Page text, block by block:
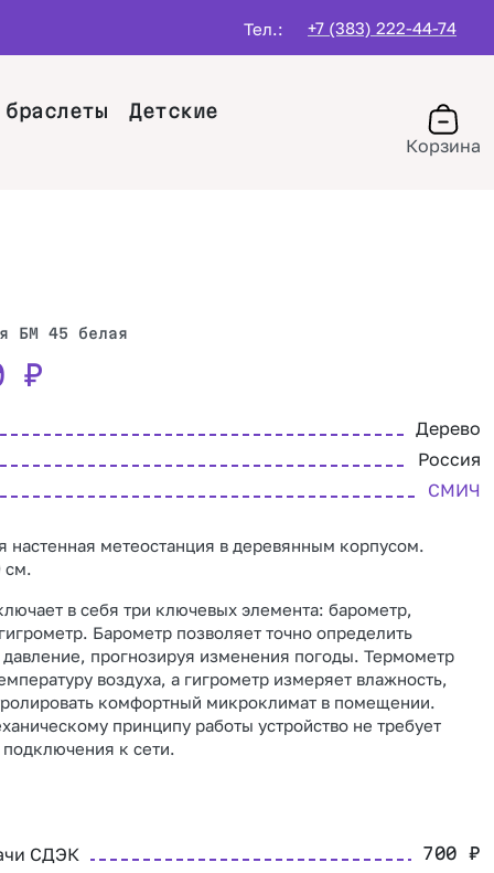
Тел.: +7 (383) 222-44-74
Детские
Корзина
БМ 45 белая
₽
Дерево
Россия
СМИЧ
настенная метеостанция в деревянным корпусом.
см.
в себя три ключевых элемента: барометр,
Барометр позволяет точно определить
прогнозируя изменения погоды. Термометр
воздуха, а гигрометр измеряет влажность,
комфортный микроклимат в помещении.
принципу работы устройство не требует
к сети.
СДЭК 700₽